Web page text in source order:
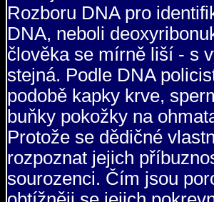
Rozboru DNA pro
DNA, neboli
člověka se mírně liší - s
stejná. Podle DNA
podobě kapky krve,
buňky pokožky na
Protože se dědičné
rozpoznat jejich
sourozenci. Čím jsou